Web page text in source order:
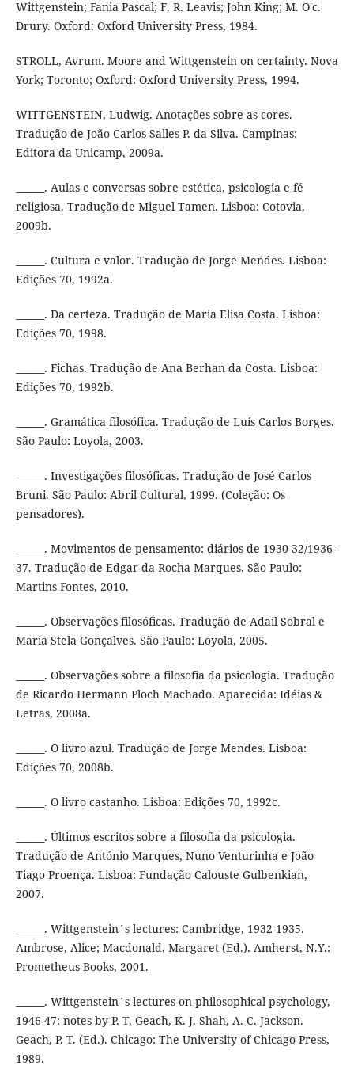
Wittgenstein; Fania Pascal; F. R. Leavis; John King; M. O'c.
Drury. Oxford: Oxford University Press, 1984.
STROLL, Avrum. Moore and Wittgenstein on certainty. Nova
York; Toronto; Oxford: Oxford University Press, 1994.
WITTGENSTEIN, Ludwig. Anotações sobre as cores.
Tradução de João Carlos Salles P. da Silva. Campinas:
Editora da Unicamp, 2009a.
______. Aulas e conversas sobre estética, psicologia e fé
religiosa. Tradução de Miguel Tamen. Lisboa: Cotovia,
2009b.
______. Cultura e valor. Tradução de Jorge Mendes. Lisboa:
Edições 70, 1992a.
______. Da certeza. Tradução de Maria Elisa Costa. Lisboa:
Edições 70, 1998.
______. Fichas. Tradução de Ana Berhan da Costa. Lisboa:
Edições 70, 1992b.
______. Gramática filosófica. Tradução de Luís Carlos Borges.
São Paulo: Loyola, 2003.
______. Investigações filosóficas. Tradução de José Carlos
Bruni. São Paulo: Abril Cultural, 1999. (Coleção: Os
pensadores).
______. Movimentos de pensamento: diários de 1930-32/1936-
37. Tradução de Edgar da Rocha Marques. São Paulo:
Martins Fontes, 2010.
______. Observações filosóficas. Tradução de Adail Sobral e
Maria Stela Gonçalves. São Paulo: Loyola, 2005.
______. Observações sobre a filosofia da psicologia. Tradução
de Ricardo Hermann Ploch Machado. Aparecida: Idéias &
Letras, 2008a.
______. O livro azul. Tradução de Jorge Mendes. Lisboa:
Edições 70, 2008b.
______. O livro castanho. Lisboa: Edições 70, 1992c.
______. Últimos escritos sobre a filosofia da psicologia.
Tradução de António Marques, Nuno Venturinha e João
Tiago Proença. Lisboa: Fundação Calouste Gulbenkian,
2007.
______. Wittgenstein´s lectures: Cambridge, 1932-1935.
Ambrose, Alice; Macdonald, Margaret (Ed.). Amherst, N.Y.:
Prometheus Books, 2001.
______. Wittgenstein´s lectures on philosophical psychology,
1946-47: notes by P. T. Geach, K. J. Shah, A. C. Jackson.
Geach, P. T. (Ed.). Chicago: The University of Chicago Press,
1989.